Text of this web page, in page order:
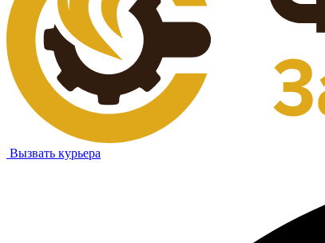
Вызвать курьера